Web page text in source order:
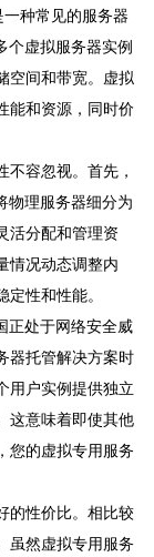
种常见的服务器
个虚拟服务器实例
空间和带宽。虚拟
能和资源，同时价
不容忽视。首先，
物理服务器细分为
活分配和管理资
情况动态调整内
性和性能。
正处于网络安全威
器托管解决方案时
用户实例提供独立
这意味着即使其他
您的虚拟专用服务
的性价比。相比较
虽然虚拟专用服务